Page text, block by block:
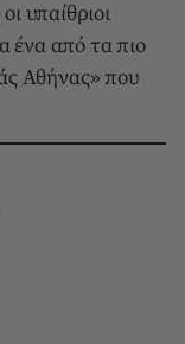
υπαίθριοι
ένα από τα πιο
Αθήνας» που